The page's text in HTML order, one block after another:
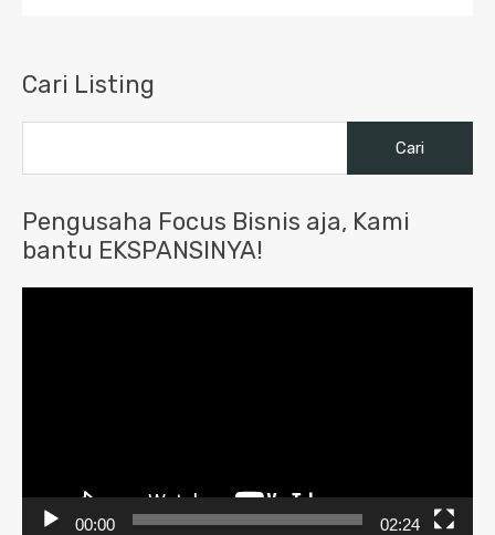
Cari Listing
Pengusaha Focus Bisnis aja, Kami
bantu EKSPANSINYA!
00:00 02:24